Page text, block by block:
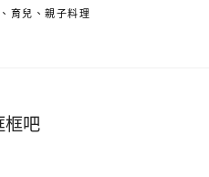
育兒、親子料理
框吧